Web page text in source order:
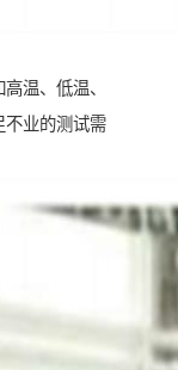
温、低温、
不业的测试需